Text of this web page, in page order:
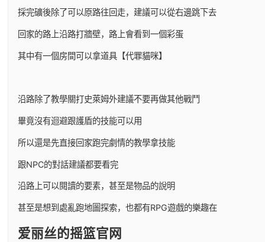
採完礦後除了可以原路往回走，建議可以從右邊跳下去
回家的路上沿路打牆壁，路上會看到一個彩蛋
其中有一個房間可以拿道具【代罪貓咪】
沿路除了教學關打史萊姆外建議不要再做其他戰鬥
畢竟沒有迴避跟護盾的技能可以用
所以還是先直接回家跑完劇情的教學拿技能
跟NPC的對話建議都要看完
沿路上可以閱讀的要素，甚至是物品的說明
甚至是想到處亂跑地圖探索，也都有RPG遊戲的樂趣在
爱丽丝的摇篮官网